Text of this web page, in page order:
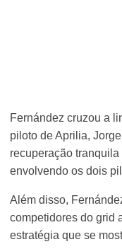
Fernández cruzou a
piloto de Aprilia,
recuperação
envolvendo os dois
Além disso,
competidores do grid
estratégia que se